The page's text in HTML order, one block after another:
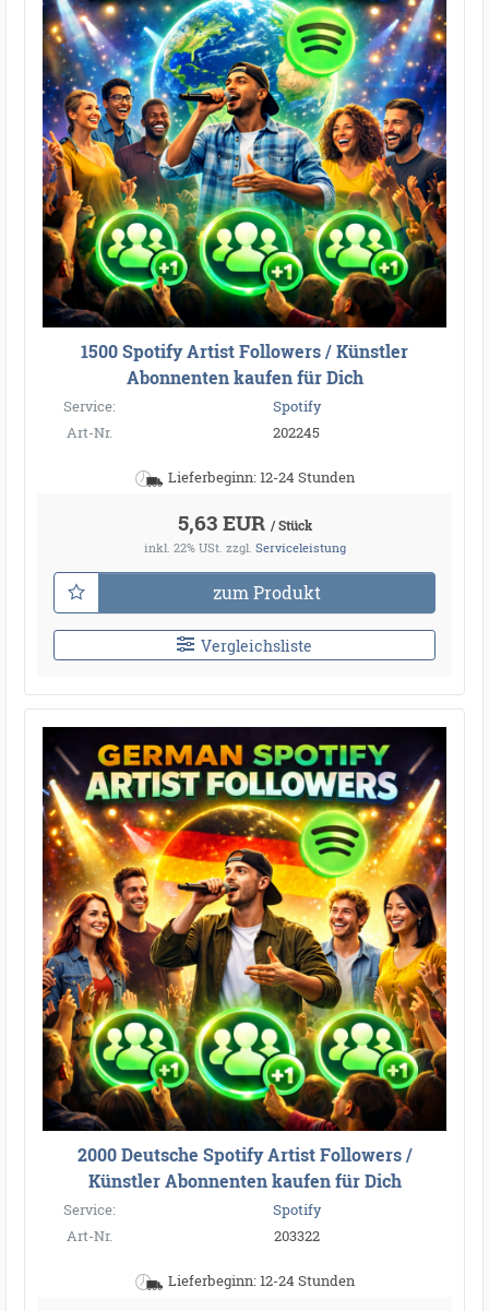
1500 Spotify Artist Followers / Künstler
Abonnenten kaufen für Dich
Service:
Spotify
Art-Nr.
202245
Lieferbeginn: 12-24 Stunden
5,63 EUR / Stück
inkl. 22% USt. zzgl. Serviceleistung
zum Produkt
Vergleichsliste
2000 Deutsche Spotify Artist Followers /
Künstler Abonnenten kaufen für Dich
Service:
Spotify
Art-Nr.
203322
Lieferbeginn: 12-24 Stunden